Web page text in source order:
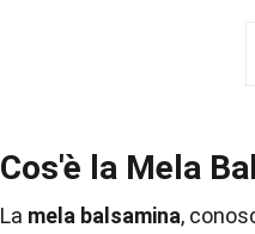
Cos'è la Mela
La mela balsamina,